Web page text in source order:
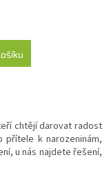
chtějí darovat radost
k narozeninám,
u nás najdete řešení,